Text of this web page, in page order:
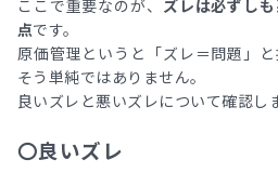
ここで重要なのが、
ズレは必ずし
点です。
原価管理というと「ズレ＝問題」
そう単純ではありません。
良いズレと悪いズレについて確認し
〇良いズレ